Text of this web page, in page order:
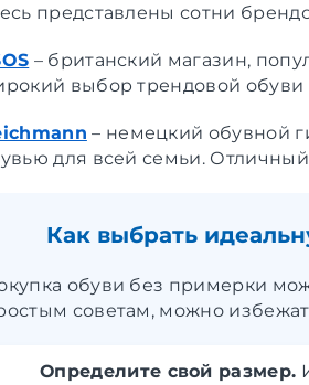
представлены сотни
–британский магазин,
выбор трендовой обуви
– немецкий обувной
для всей семьи.
Как выбрать
обуви без примерки
советам, можно
Определите свой размер.